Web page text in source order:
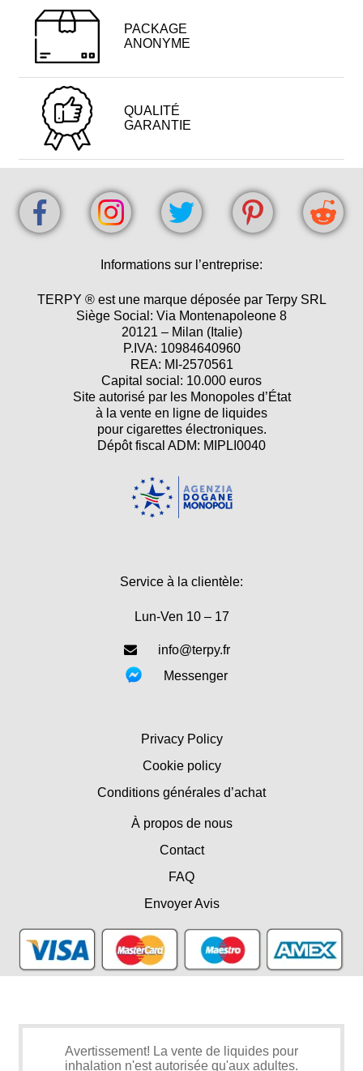
PACKAGE
ANONYME
QUALITÉ
GARANTIE
Informations sur l’entreprise:
TERPY ® est une marque déposée par Terpy SRL
Siège Social: Via Montenapoleone 8
20121 – Milan (Italie)
P.IVA: 10984640960
REA: MI-2570561
Capital social: 10.000 euros
Site autorisé par les Monopoles d’État
à la vente en ligne de liquides
pour cigarettes électroniques.
Dépôt fiscal ADM: MIPLI0040
Service à la clientèle:
Lun-Ven 10 – 17
info@terpy.fr
Messenger
Privacy Policy
Cookie policy
Conditions générales d’achat
À propos de nous
Contact
FAQ
Envoyer Avis
Avertissement! La vente de liquides pour
inhalation n'est autorisée qu'aux adultes.